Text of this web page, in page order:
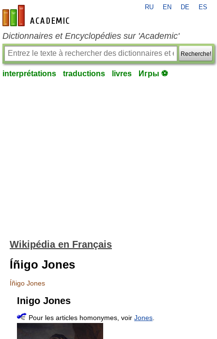
fr-academic.com
RU EN DE ES
Dictionnaires et Encyclopédies sur 'Academic'
Recherche!
interprétations traductions livres Игры ⚽
Wikipédia en Français
Íñigo Jones
Íñigo Jones
Inigo Jones
Pour les articles homonymes, voir Jones